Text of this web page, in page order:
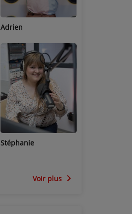
Lucas
Jean-Michel
Voir plus